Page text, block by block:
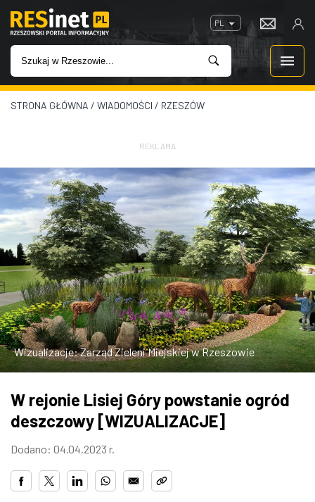
PL
WIADOMOŚCI
IMPREZY
ROZRYWKA
W KINACH
GASTRONOMIA
ZDJĘCIA
W RZESZOWIE
STRONA GŁÓWNA / WIADOMOŚCI / RZESZÓW
REKLAMA
Wizualizacje: Zarząd Zieleni Miejskiej w Rzeszowie
W rejonie Lisiej Góry powstanie ogród
deszczowy [WIZUALIZACJE]
Dodano: 04.04.2023 r.